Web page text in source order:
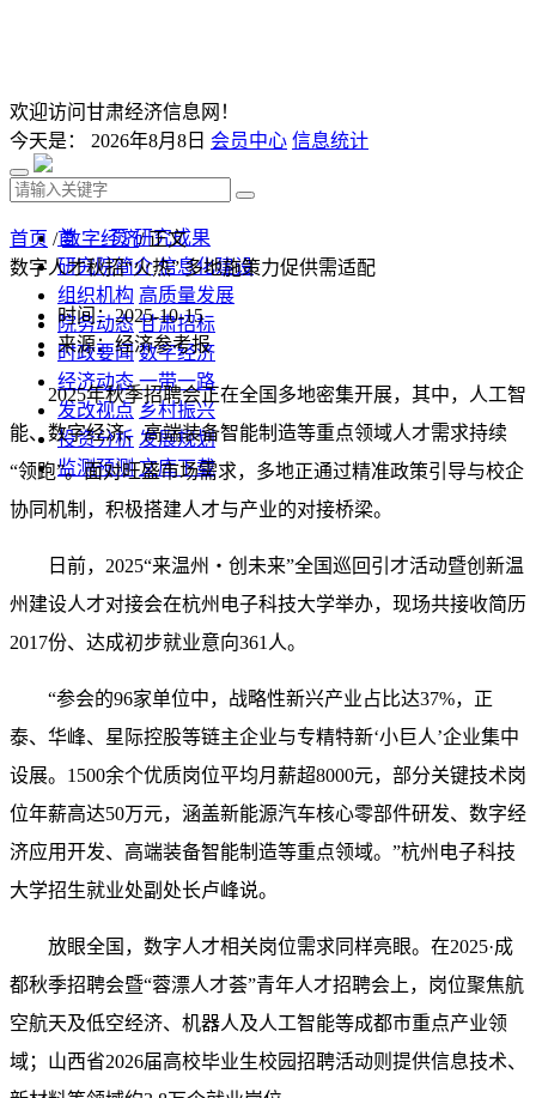
欢迎访问甘肃经济信息网！
今天是： 2026年8月8日 会员中心 信息统计
首 页 研究成果
研究院简介 信息化建设
组织机构 高质量发展
院务动态 甘肃招标
时政要闻 数字经济
经济动态 一带一路
发改视点 乡村振兴
投资分析 发展规划
监测预测 文库下载
首页 /数字经济/ 正文
数字人才秋招“火热” 多地施策力促供需适配
时间：2025-10-15
来源：经济参考报
2025年秋季招聘会正在全国多地密集开展，其中，人工智
能、数字经济、高端装备智能制造等重点领域人才需求持续
“领跑”。面对旺盛市场需求，多地正通过精准政策引导与校企
协同机制，积极搭建人才与产业的对接桥梁。
日前，2025“来温州・创未来”全国巡回引才活动暨创新温
州建设人才对接会在杭州电子科技大学举办，现场共接收简历
2017份、达成初步就业意向361人。
“参会的96家单位中，战略性新兴产业占比达37%，正
泰、华峰、星际控股等链主企业与专精特新‘小巨人’企业集中
设展。1500余个优质岗位平均月薪超8000元，部分关键技术岗
位年薪高达50万元，涵盖新能源汽车核心零部件研发、数字经
济应用开发、高端装备智能制造等重点领域。”杭州电子科技
大学招生就业处副处长卢峰说。
放眼全国，数字人才相关岗位需求同样亮眼。在2025·成
都秋季招聘会暨“蓉漂人才荟”青年人才招聘会上，岗位聚焦航
空航天及低空经济、机器人及人工智能等成都市重点产业领
域；山西省2026届高校毕业生校园招聘活动则提供信息技术、